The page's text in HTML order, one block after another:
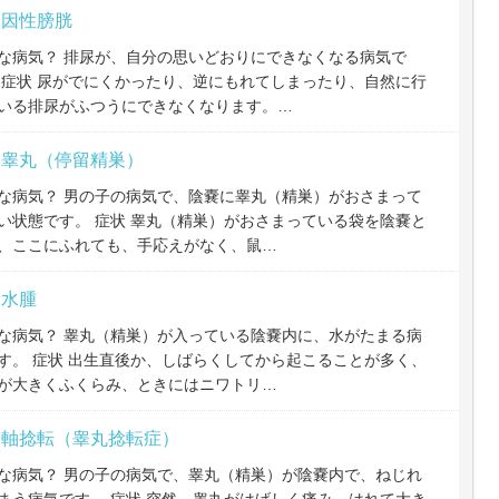
性膀胱
病気？ 排尿が、自分の思いどおりにできなくなる病気で
状 尿がでにくかったり、逆にもれてしまったり、自然に行
る排尿がふつうにできなくなります。…
丸（停留精巣）
病気？ 男の子の病気で、陰嚢に睾丸（精巣）がおさまって
状態です。 症状 睾丸（精巣）がおさまっている袋を陰嚢と
ここにふれても、手応えがなく、鼠…
腫
病気？ 睾丸（精巣）が入っている陰嚢内に、水がたまる病
。 症状 出生直後か、しばらくしてから起こることが多く、
大きくふくらみ、ときにはニワトリ…
捻転（睾丸捻転症）
病気？ 男の子の病気で、睾丸（精巣）が陰嚢内で、ねじれ